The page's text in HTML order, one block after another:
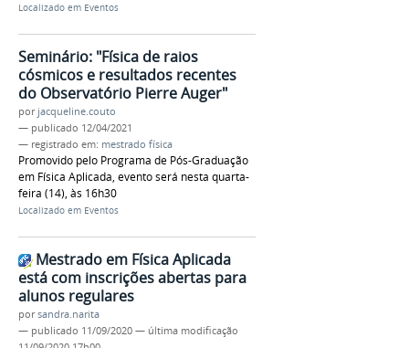
Localizado em Eventos
Seminário: "Física de raios
cósmicos e resultados recentes
do Observatório Pierre Auger"
por jacqueline.couto
— publicado 12/04/2021
— registrado em: mestrado física
Promovido pelo Programa de Pós-Graduação
em Física Aplicada, evento será nesta quarta-
feira (14), às 16h30
Localizado em Eventos
Mestrado em Física Aplicada
está com inscrições abertas para
alunos regulares
porsandra.narita
— publicado 11/09/2020 — última modificação